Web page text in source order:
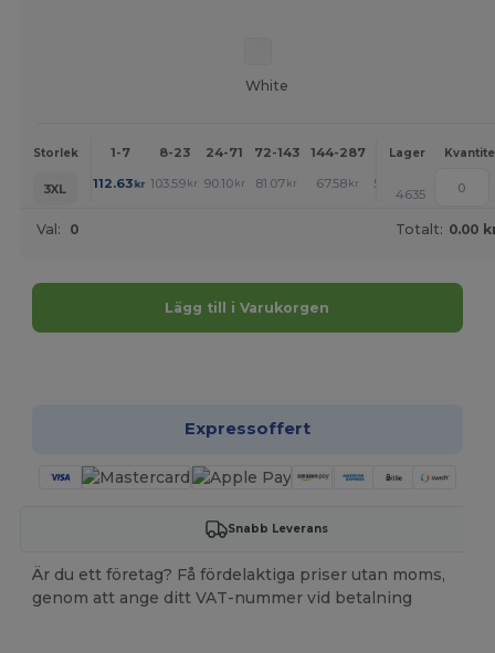
White
Storlek 1-7 8-23 24-71 72-143 144-287 288 + Mer
Lager
3XL 112.63kr 103.59 kr 90.10 kr 81.07 kr 67.58 kr 58.54
4635
Val: 0 Totalt: 0.00
Lägg till i Varukorgen
Expressoffert
Snabb Leverans
Är du ett företag? Få fördelaktiga priser utan moms,
genom att ange ditt VAT-nummer vid betalning